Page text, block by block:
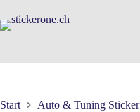
Inhalt
springen
Start Auto & Tuning Sticker